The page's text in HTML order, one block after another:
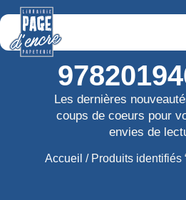
Les dernières
coups de coeurs pour
envies de
Accueil / Produits identifiés